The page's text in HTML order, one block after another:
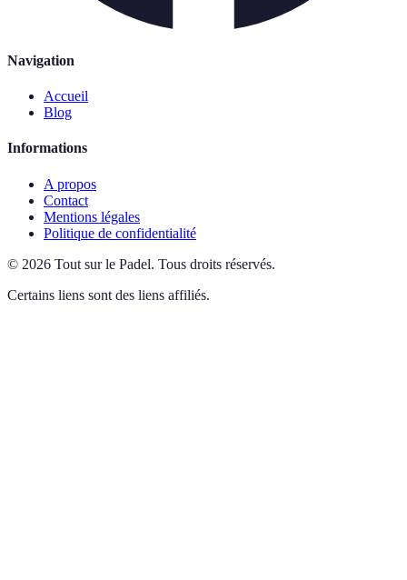
Navigation
Accueil
Blog
Informations
A propos
Contact
Mentions légales
Politique de confidentialité
© 2026 Tout sur le Padel. Tous droits réservés.
Certains liens sont des liens affiliés.